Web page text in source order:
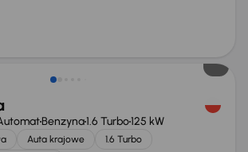
Benzyna1.6 Turbo125 kW
Auta krajowe
1.6 Turbo